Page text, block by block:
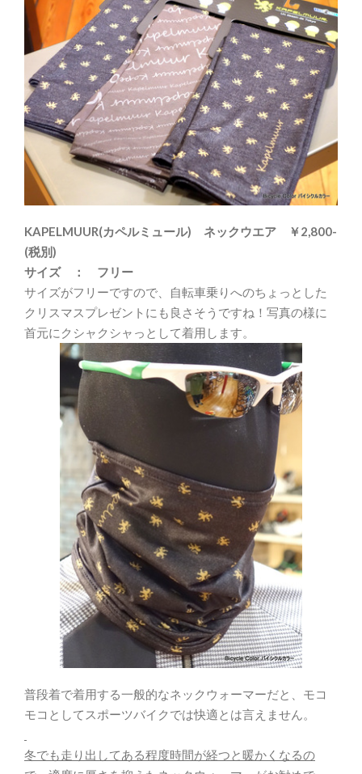
KAPELMUUR(カペルミュール) ネックウエア ￥2,800-
(税別)
サイズ ： フリー
サイズがフリーですので、自転車乗りへのちょっとした
クリスマスプレゼントにも良さそうですね！写真の様に
首元にクシャクシャっとして着用します。
普段着で着用する一般的なネックウォーマーだと、モコ
モコとしてスポーツバイクでは快適とは言えません。
冬でも走り出してある程度時間が経つと暖かくなるの